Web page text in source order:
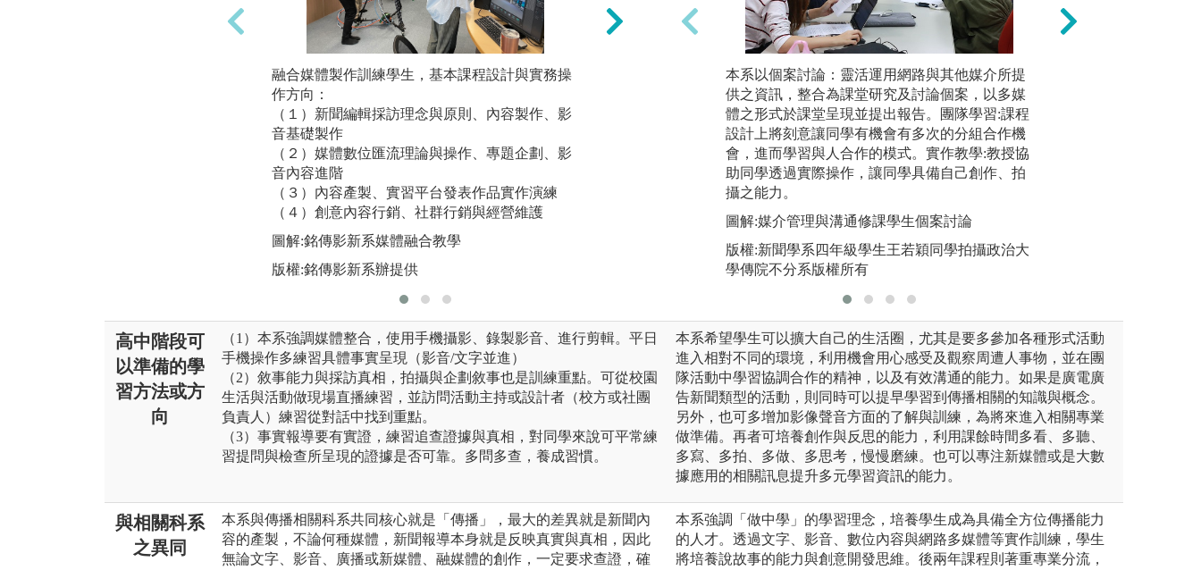
融合媒體製作訓練學生，基本課程設計與實務操
作方向：
（１）新聞編輯採訪理念與原則、內容製作、影
音基礎製作
（２）媒體數位匯流理論與操作、專題企劃、影
音內容進階
（３）內容產製、實習平台發表作品實作演練
（４）創意內容行銷、社群行銷與經營維護
圖解:銘傳影新系媒體融合教學
版權:銘傳影新系辦提供
媒體數位匯流關鍵是平台建置，本系自2018年元
月實習媒體全面改版，新的平台，編採作品、專
訪與人物報導、電子書與影音製作等，皆在《銘
報MOL》平台露出，與業界媒體產製過程相似，
供學生學習。
圖解:MOL平台數位編採操作
版權:銘傳影新系辦提供
本系以個案討論：靈活運用網路與其他媒介所提
供之資訊，整合為課堂研究及討論個案，以多媒
體之形式於課堂呈現並提出報告。團隊學習:課程
設計上將刻意讓同學有機會有多次的分組合作機
會，進而學習與人合作的模式。實作教學:教授協
助同學透過實際操作，讓同學具備自己創作、拍
攝之能力。
圖解:媒介管理與溝通修課學生個案討論
版權:新聞學系四年級學生王若穎同學拍攝政治大
學傳院不分系版權所有
高中階段可
以準備的學
習方法或方
向
（1）本系強調媒體整合，使用手機攝影、錄製影音、進行剪輯。平日
手機操作多練習具體事實呈現（影音/文字並進）
（2）敘事能力與採訪真相，拍攝與企劃敘事也是訓練重點。可從校園
生活與活動做現場直播練習，並訪問活動主持或設計者（校方或社團
負責人）練習從對話中找到重點。
（3）事實報導要有實證，練習追查證據與真相，對同學來說可平常練
習提問與檢查所呈現的證據是否可靠。多問多查，養成習慣。
本系希望學生可以擴大自己的生活圈，尤其是要多參加各種形式活動
進入相對不同的環境，利用機會用心感受及觀察周遭人事物，並在團
隊活動中學習協調合作的精神，以及有效溝通的能力。如果是廣電廣
告新聞類型的活動，則同時可以提早學習到傳播相關的知識與概念。
另外，也可多增加影像聲音方面的了解與訓練，為將來進入相關專業
做準備。再者可培養創作與反思的能力，利用課餘時間多看、多聽、
多寫、多拍、多做、多思考，慢慢磨練。也可以專注新媒體或是大數
據應用的相關訊息提升多元學習資訊的能力。
與相關科系
之異同
本系與傳播相關科系共同核心就是「傳播」，最大的差異就是新聞內
容的產製，不論何種媒體，新聞報導本身就是反映真實與真相，因此
無論文字、影音、廣播或新媒體、融媒體的創作，一定要求查證，確
本系強調「做中學」的學習理念，培養學生成為具備全方位傳播能力
的人才。透過文字、影音、數位內容與網路多媒體等實作訓練，學生
將培養說故事的能力與創意開發思維。後兩年課程則著重專業分流，